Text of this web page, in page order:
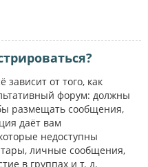
зависит от того, как
форум: должны
размещать сообщения,
даёт вам
недоступны
личные сообщения,
в группах и т. д.